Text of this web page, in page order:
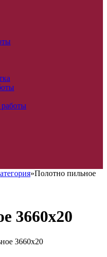
»Полотно пильное
3660х20
3660х20